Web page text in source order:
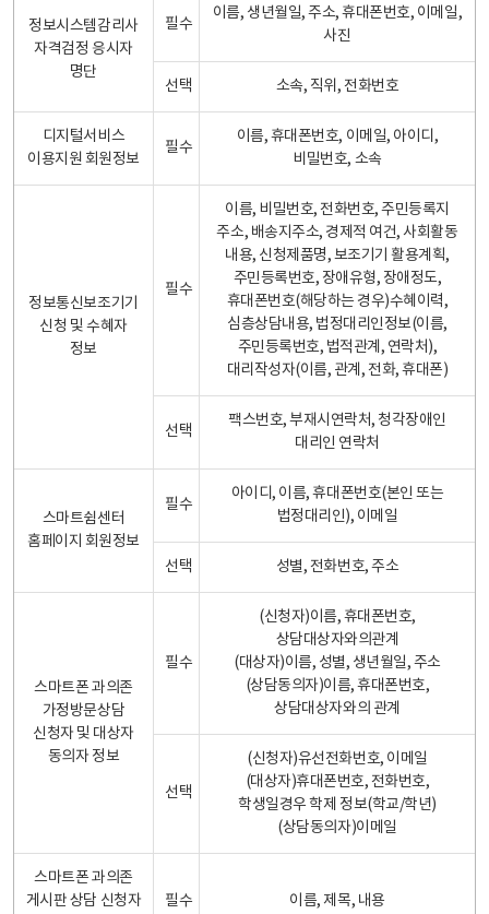
정보시스템감리사
자격검정 응시자
명단
필수
이름, 생년월일, 주소, 휴대폰번호, 이메일,
사진
선택 소속, 직위, 전화번호
디지털서비스
이용지원 회원정보
필수
이름, 휴대폰번호, 이메일, 아이디,
비밀번호, 소속
정보통신보조기기
신청 및 수혜자
정보
필수
이름, 비밀번호, 전화번호, 주민등록지
주소, 배송지주소, 경제적 여건, 사회활동
내용, 신청제품명, 보조기기 활용계획,
주민등록번호, 장애유형, 장애정도,
휴대폰번호(해당하는 경우)수혜이력,
심층상담내용, 법정대리인정보(이름,
주민등록번호, 법적관계, 연락처),
대리작성자(이름, 관계, 전화, 휴대폰)
선택
팩스번호, 부재시연락처, 청각장애인
대리인 연락처
스마트쉼센터
홈페이지 회원정보
필수
아이디, 이름, 휴대폰번호(본인 또는
법정대리인), 이메일
선택 성별, 전화번호, 주소
스마트폰 과의존
가정방문상담
신청자 및 대상자
동의자 정보
필수
(신청자)이름, 휴대폰번호,
상담대상자와의관계
(대상자)이름, 성별, 생년월일, 주소
(상담동의자)이름, 휴대폰번호,
상담대상자와의 관계
선택
(신청자)유선전화번호, 이메일
(대상자)휴대폰번호, 전화번호,
학생일경우 학제 정보(학교/학년)
(상담동의자)이메일
스마트폰 과의존
게시판 상담 신청자
필수 이름, 제목, 내용